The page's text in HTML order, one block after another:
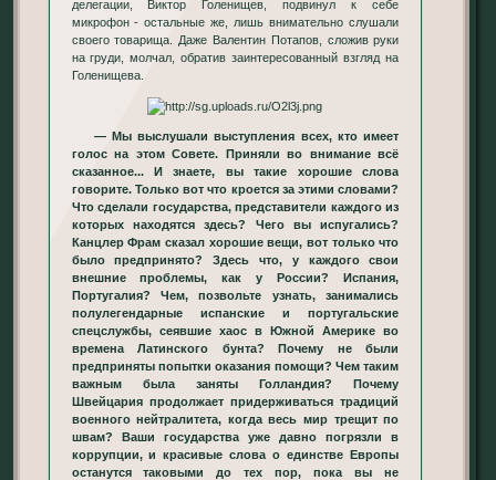
делегации, Виктор Голенищев, подвинул к себе
микрофон - остальные же, лишь внимательно слушали
своего товарища. Даже Валентин Потапов, сложив руки
на груди, молчал, обратив заинтересованный взгляд на
Голенищева.
— Мы выслушали выступления всех, кто имеет
голос на этом Совете. Приняли во внимание всё
сказанное... И знаете, вы такие хорошие слова
говорите. Только вот что кроется за этими словами?
Что сделали государства, представители каждого из
которых находятся здесь? Чего вы испугались?
Канцлер Фрам сказал хорошие вещи, вот только что
было предпринято? Здесь что, у каждого свои
внешние проблемы, как у России? Испания,
Португалия? Чем, позвольте узнать, занимались
полулегендарные испанские и португальские
спецслужбы, сеявшие хаос в Южной Америке во
времена Латинского бунта? Почему не были
предприняты попытки оказания помощи? Чем таким
важным была заняты Голландия? Почему
Швейцария продолжает придерживаться традиций
военного нейтралитета, когда весь мир трещит по
швам? Ваши государства уже давно погрязли в
коррупции, и красивые слова о единстве Европы
останутся таковыми до тех пор, пока вы не